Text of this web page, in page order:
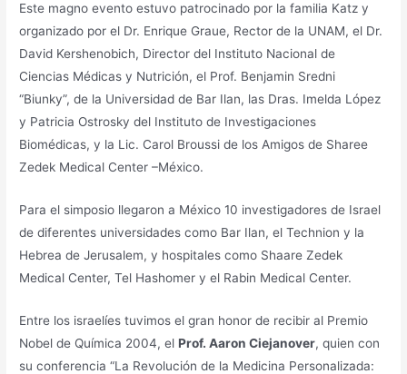
Este magno evento estuvo patrocinado por la familia Katz y
organizado por el Dr. Enrique Graue, Rector de la UNAM, el Dr.
David Kershenobich, Director del Instituto Nacional de
Ciencias Médicas y Nutrición, el Prof. Benjamin Sredni
“Biunky”, de la Universidad de Bar Ilan, las Dras. Imelda López
y Patricia Ostrosky del Instituto de Investigaciones
Biomédicas, y la Lic. Carol Broussi de los Amigos de Sharee
Zedek Medical Center –México.
Para el simposio llegaron a México 10 investigadores de Israel
de diferentes universidades como Bar Ilan, el Technion y la
Hebrea de Jerusalem, y hospitales como Shaare Zedek
Medical Center, Tel Hashomer y el Rabin Medical Center.
Entre los israelíes tuvimos el gran honor de recibir al Premio
Nobel de Química 2004, elProf. Aaron Ciejanover, quien con
su conferencia “La Revolución de la Medicina Personalizada: